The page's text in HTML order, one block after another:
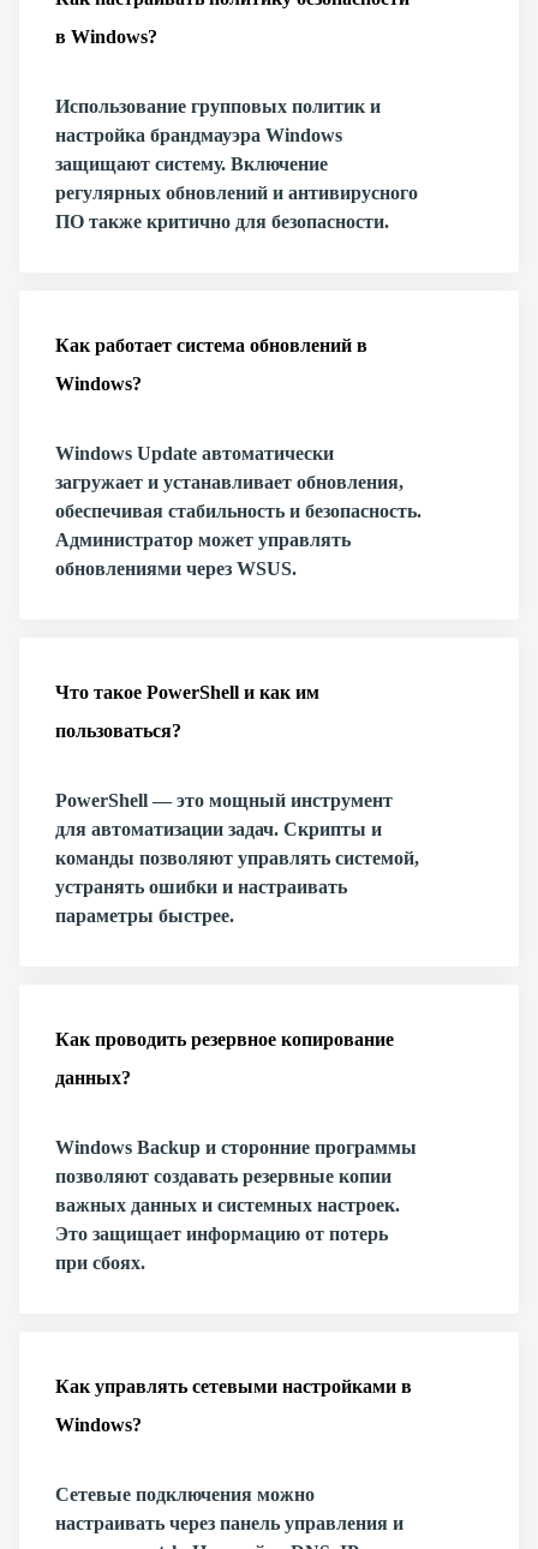
в Windows?
Использование групповых политик и
настройка брандмауэра Windows
защищают систему. Включение
регулярных обновлений и антивирусного
ПО также критично для безопасности.
Как работает система обновлений в
Windows?
Windows Update автоматически
загружает и устанавливает обновления,
обеспечивая стабильность и безопасность.
Администратор может управлять
обновлениями через WSUS.
Что такое PowerShell и как им
пользоваться?
PowerShell — это мощный инструмент
для автоматизации задач. Скрипты и
команды позволяют управлять системой,
устранять ошибки и настраивать
параметры быстрее.
Как проводить резервное копирование
данных?
Windows Backup и сторонние программы
позволяют создавать резервные копии
важных данных и системных настроек.
Это защищает информацию от потерь
при сбоях.
Как управлять сетевыми настройками в
Windows?
Сетевые подключения можно
настраивать через панель управления и